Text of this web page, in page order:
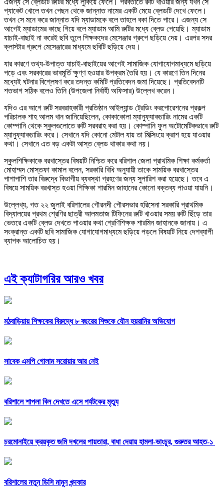
এজন্য সে ব্লেডটি রুটির মধ্যে লুকিয়ে ফেলে। পরবর্তীতে রুটি খাওয়ার জন্য যখন সে
প্যাকেট খোলে তখন পেছন থেকে জান্নাত নামের একটি মেয়ে ব্লেডটি দেখে ফেলে।
তখন সে মনে করে জান্নাত যদি ম্যাডামকে বলে তাহলে বকা দিতে পারে। এজন্য সে
আগেই ম্যাডামের কাছে গিয়ে বলে ম্যাডাম আমি রুটির মধ্যে ব্লেড পেয়েছি। ম্যাডাম
যাচাই-বাছাই না করেই ছবি তুলে শিক্ষকদের মেসেঞ্জার গ্রুপে ছড়িয়ে দেয়। এরপর সদর
ক্লাস্টার গ্রুপে মেসেঞ্জারের মাধ্যমে ছবিটি ছড়িয়ে দেয়।
যার কারণে তথ্য-উপাত্ত যাচাই-বাছাইয়ের আগেই সামাজিক যোগাযোগমাধ্যমে ছড়িয়ে
পড়ে এবং সরকারের ভাবমূর্তি ক্ষুণ্ণ হওয়ার উপক্রম তৈরি হয়। যে কারণে তিন দিনের
মধ্যেই ঘটনার বিশ্লেষণ করে তদন্ত কমিটি প্রতিবেদন জমা দিয়েছে। প্রতিবেদনটি
শতভাগ সঠিক বলেও তিনি (উপজেলা নির্বাহী অফিসার) উল্লেখ করেন।
যদিও এর আগে রুটি সরবরাহকারী প্রতিষ্ঠান আইল্যান্ড ট্রেডিং করপোরেশনের প্রকল্প
পরিচালক শাহ আলম খান জানিয়েছিলেন, কোকাকোলা ম্যানুফ্যাকচারিং নামের একটি
কোম্পানি থেকে স্কুলগুলোতে রুটি সরবরাহ করা হয়। কোম্পানি ফুল অটোমেটিকভাবে রুটি
ম্যানুফ্যাকচারিং করে। সেখানে যদি কোনো মেটাল যায় তা মিক্সিংয়ে ক্রাশ হয়ে যাওয়ার
কথা। সেখানে এত বড় একটা আস্ত ব্লেড থাকার কথা নয়।
স্কুলশিক্ষিকাকে বরখাস্তের বিষয়টি নিশ্চিত করে বরিশাল জেলা প্রাথমিক শিক্ষা কর্মকর্তা
মোহাম্মদ মোস্তফা কামাল বলেন, সরকারি বিধি অনুযায়ী তাকে সাময়িক বরখাস্তের
পাশাপাশি তার বিরুদ্ধে বিভাগীয় ব্যবস্থা গ্রহণের জন্য সুপারিশ করা হয়েছে। তবে এ
বিষয়ে সাময়িক বরখাস্ত হওয়া শিক্ষিকা শারমিন জাহানের কোনো বক্তব্য পাওয়া যায়নি।
উল্লেখ্য, গত ২২ জুলাই বরিশালের গৌরনদী পৌরসভার হরিসেনা সরকারি প্রাথমিক
বিদ্যালয়ের প্রথম শ্রেণির ছাত্রী আলমতাজ টিফিনের রুটি খাওয়ার সময় রুটি ছিঁড়ে তার
ভেতরে একটি ব্লেড দেখতে পাওয়ার কথা শ্রেণিশিক্ষক শারমিন জাহানকে জানায়। এ
সংক্রান্ত একটি ছবি সামাজিক যোগাযোগমাধ্যমে ছড়িয়ে পড়লে বিষয়টি নিয়ে দেশব্যাপী
ব্যাপক আলোচিত হয়।
এই ক্যাটাগরির আরও খবর
মঠবাড়িয়ায় শিক্ষকের বিরুদ্ধে ৮ বছরের শিশুকে যৌন হয়রানির অভিযোগ
সাবেক এমপি গোলাম সরোয়ার আর নেই
বরিশালে শাপলা বিল দেখতে এসে পর্যটকের মৃত্যু
চরমোনাইয়ে ক্রয়কৃত জমি দখলের পায়তারা, বাধা দেয়ায় হামলা-ভাংচুর, গুরুতর আহত-১
বরিশালের নতুন ডিসি মামুন খন্দকার